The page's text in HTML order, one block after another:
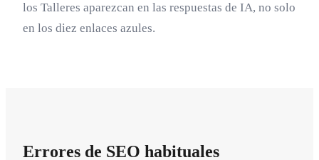
los Talleres aparezcan en las respuestas de IA, no solo
en los diez enlaces azules.
Errores de SEO habituales